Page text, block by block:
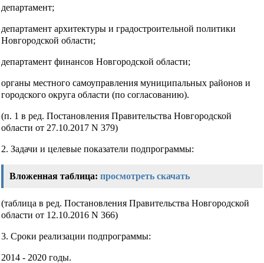
департамент;
департамент архитектуры и градостроительной политики
Новгородской области;
департамент финансов Новгородской области;
органы местного самоуправления муниципальных районов и
городского округа области (по согласованию).
(п. 1 в ред. Постановления Правительства Новгородской
области от 27.10.2017 N 379)
2. Задачи и целевые показатели подпрограммы:
Вложенная таблица: просмотреть скачать
(таблица в ред. Постановления Правительства Новгородской
области от 12.10.2016 N 366)
3. Сроки реализации подпрограммы:
2014 - 2020 годы.